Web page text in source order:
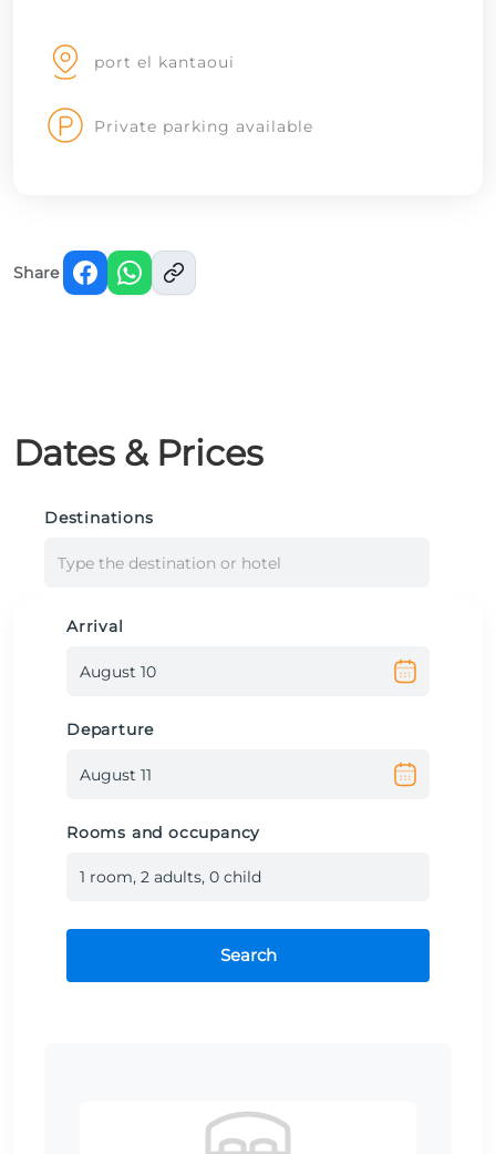
port el kantaoui
Private parking available
Share
Dates & Prices
Destinations
Type the destination or hotel
Arrival
Departure
Rooms and occupancy
1 room, 2 adults, 0 child
Search